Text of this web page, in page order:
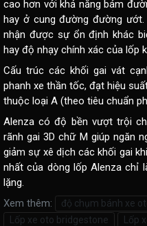
cao hơn với khả năng bám
hay ở cung đường đường
nhận được sự ổn định khác
hay độ nhạy chính xác của lốp
Cấu trúc các khối gai vát
phanh xe thần tốc, đạt hiệu
thuộc loại A (theo tiêu chuẩn
Alenza có độ bền vượt trội
rãnh gai 3D chữ M giúp ngăn
giảm sự xê dịch các khối gai
nhất của dòng lốp Alenza chỉ
lặng.
Xem thêm:
độ chụm bánh xe
Lốp xe oto bridgestone
Lốp